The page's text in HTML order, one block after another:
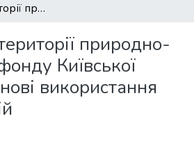
Організація території природно-заповідного фонду Київської області на основі використання ГІС технологій
природно-
Київської
використання